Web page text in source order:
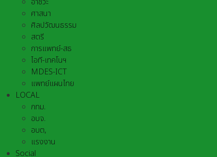
ศาสนา
ศิลปวัฒนธรรม
สตรี
การแพทย์-สธ
ไอที-เทคโนฯ
MDES-ICT
แพทย์แผนไทย
LOCAL
กทม.
อบจ.
อบต,
แรงงาน
Social